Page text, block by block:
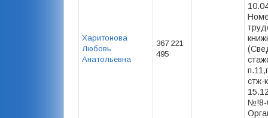
Харитонова
Любовь
Анатольевна
367 221
495
стж-
№!8-